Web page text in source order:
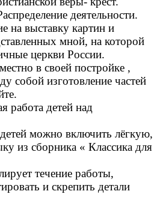
деятельности.
на выставку картин и
мной, на которой
церкви России.
в своей постройке ,
собой изготовление частей
работа детей над
можно включить лёгкую,
из сборника « Классика для
течение работы,
и скрепить детали